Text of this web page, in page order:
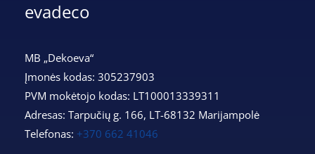
evadeco
MB „Dekoeva“
Įmonės kodas: 305237903
PVM mokėtojo kodas: LT100013339311
Adresas: Tarpučių g. 166, LT-68132 Marijampolė
Telefonas: +370 662 41046